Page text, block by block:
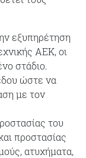
εξυπηρέτηση
ΑΕΚ, οι
στάδιο.
ώστε να
με τον
του
προστασίας
ατυχήματα,